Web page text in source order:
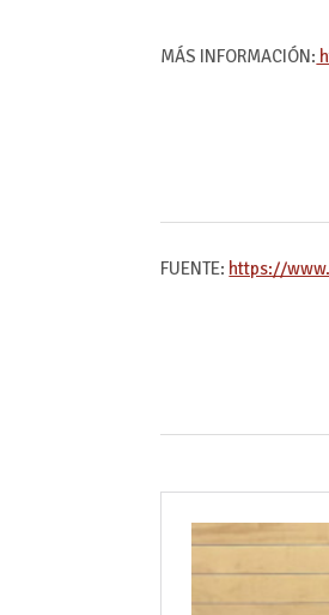
MÁS INFORMACIÓN:
FUENTE: https://